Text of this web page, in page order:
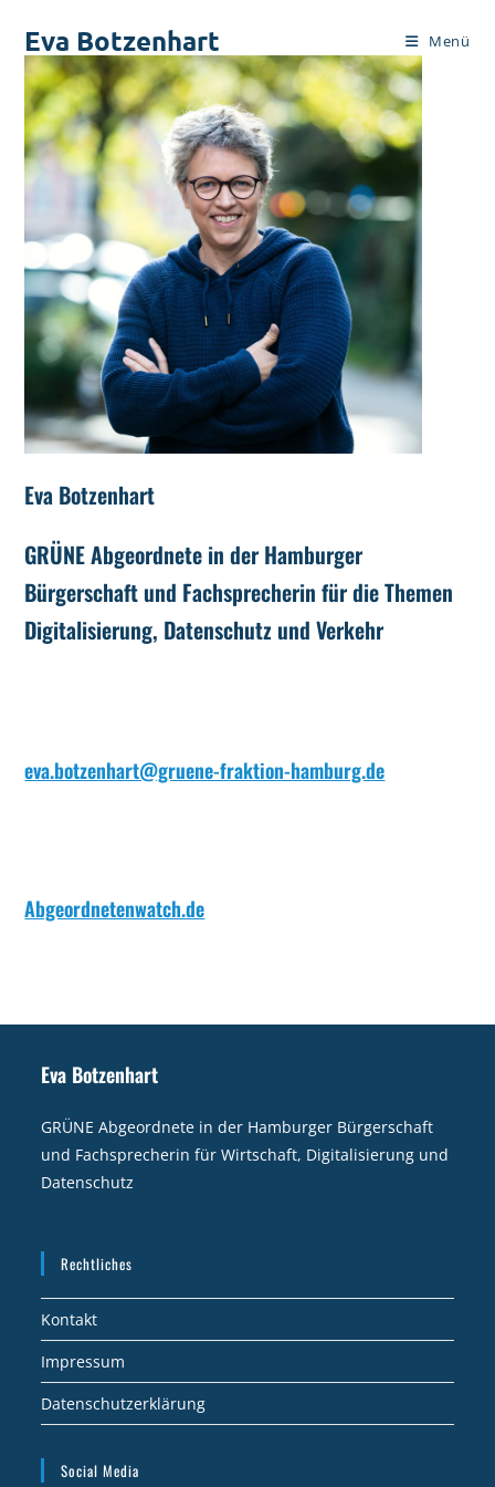
Inhalt
springen
Eva Botzenhart Menü
Eva Botzenhart
GRÜNE Abgeordnete in der Hamburger
Bürgerschaft und Fachsprecherin für die Themen
Digitalisierung, Datenschutz und Verkehr
eva.botzenhart@gruene-fraktion-hamburg.de
Abgeordnetenwatch.de
Eva Botzenhart
GRÜNE Abgeordnete in der Hamburger Bürgerschaft
und Fachsprecherin für Wirtschaft, Digitalisierung und
Datenschutz
Rechtliches
Kontakt
Impressum
Datenschutzerklärung
Social Media